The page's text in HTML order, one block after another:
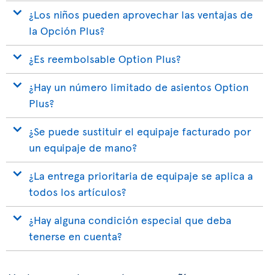
¿Los niños pueden aprovechar las ventajas de
la Opción Plus?
¿Es reembolsable Option Plus?
¿Hay un número limitado de asientos Option
Plus?
¿Se puede sustituir el equipaje facturado por
un equipaje de mano?
¿La entrega prioritaria de equipaje se aplica a
todos los artículos?
¿Hay alguna condición especial que deba
tenerse en cuenta?